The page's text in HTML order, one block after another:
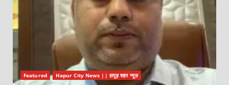
Featured Hapur City News || हापुड़ शहर न्यूज़